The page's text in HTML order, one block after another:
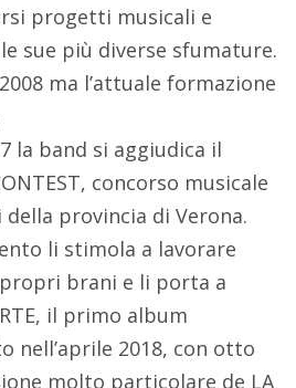
progetti musicali e
sue più diverse sfumature.
ma l’attuale formazione
la band si aggiudica il
concorso musicale
provincia di Verona.
li stimola a lavorare
brani e li porta a
il primo album
nell’aprile 2018, con otto
molto particolare de LA